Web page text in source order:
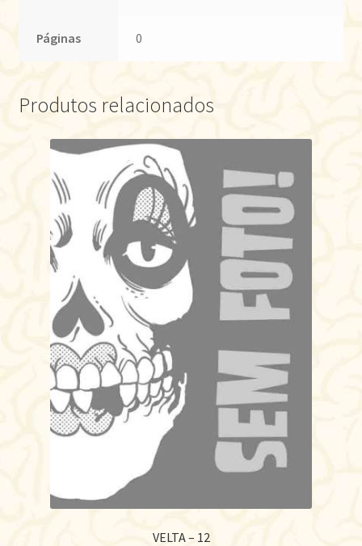
Páginas 0
Produtos relacionados
VELTA – 12